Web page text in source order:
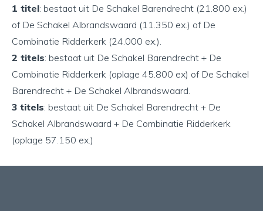
1 titel: bestaat uit De Schakel Barendrecht (21.800 ex.)
of De Schakel Albrandswaard (11.350 ex.) of De
Combinatie Ridderkerk (24.000 ex.).
2 titels: bestaat uit De Schakel Barendrecht + De
Combinatie Ridderkerk (oplage 45.800 ex) of De Schakel
Barendrecht + De Schakel Albrandswaard.
3 titels: bestaat uit De Schakel Barendrecht + De
Schakel Albrandswaard + De Combinatie Ridderkerk
(oplage 57.150 ex.)